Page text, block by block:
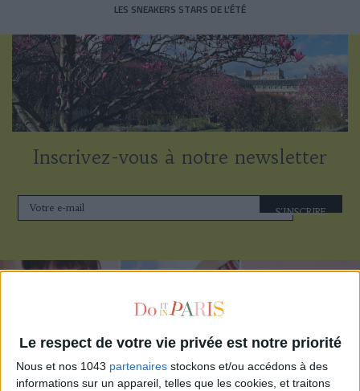
Le respect de votre vie privée est notre priorité
Nous et nos 1043 partenaires stockons et/ou accédons à des
informations sur un appareil, telles que les cookies, et traitons
LES SNEAKERS STARS DE L’ÉTÉ
Inscrivez-vous à notre newsletter
S'INSCRIRE